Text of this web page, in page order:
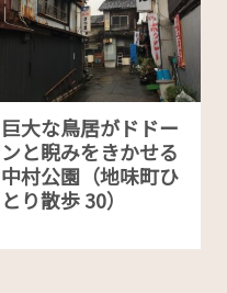
巨大な鳥居がドドー
ンと睨みをきかせる
中村公園（地味町ひ
とり散歩 30）